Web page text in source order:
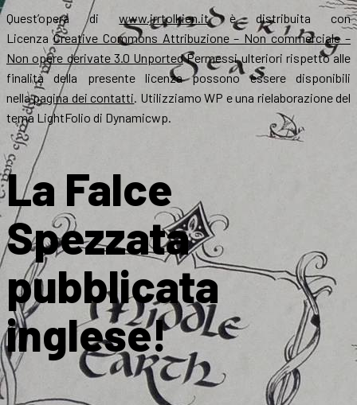
Quest’opera diwww.jrrtolkien.itè distribuita con
LicenzaCreative Commons Attribuzione – Non commerciale –
Non opere derivate 3.0 UnportedPermessi ulteriori rispetto alle
finalità della presente licenza possono essere disponibili
nellapagina dei contatti. Utilizziamo WP e una rielaborazione del
tema LightFolio di Dynamicwp.
La Falce
Spezzata
pubblicata
inglese!